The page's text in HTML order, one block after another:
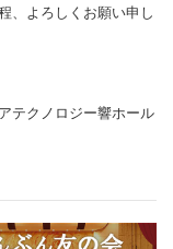
、よろしくお願い申し
ー響ホール